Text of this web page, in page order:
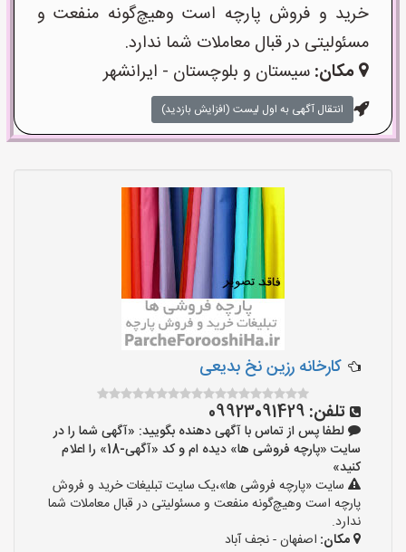
خرید و فروش پارچه است وهیچ‌گونه منفعت و
مسئولیتی در قبال معاملات شما ندارد.
مکان: سیستان و بلوچستان - ایرانشهر
انتقال آگهی به اول لیست (افزایش بازدید)
کارخانه رزین نخ بدیعی
تلفن: 09923091429
لطفا پس از تماس با آگهی دهنده بگویید: «آگهی شما را در
سایت «پارچه فروشی ها» دیده ام و کد «آگهی-18» را اعلام
کنید»
سایت «پارچه فروشی ها»،یک سایت تبلیغات خرید و فروش
پارچه است وهیچ‌گونه منفعت و مسئولیتی در قبال معاملات شما
ندارد.
مکان: اصفهان - نجف‌ آباد